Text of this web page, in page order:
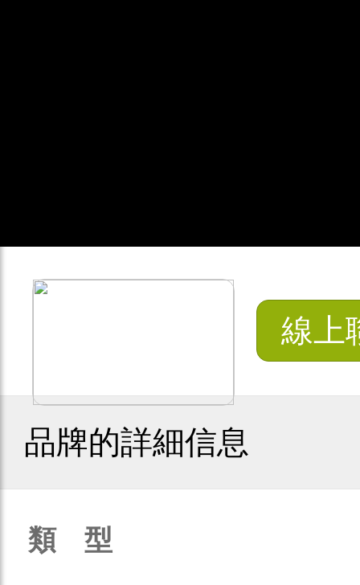
線上
品牌的詳細信息
類 型